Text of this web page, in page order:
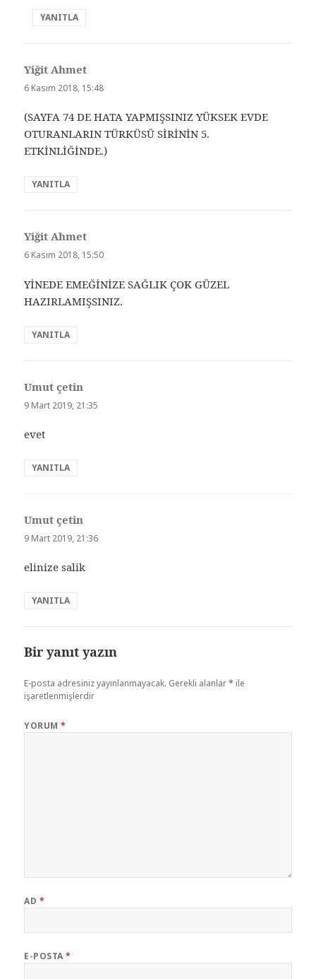
YANITLA
Yiğit Ahmet
ki:
6 Kasım 2018, 15:48
(SAYFA 74 DE HATA YAPMIŞSINIZ YÜKSEK EVDE
OTURANLARIN TÜRKÜSÜ SİRİNİN 5.
ETKİNLİĞİNDE.)
YANITLA
Yiğit Ahmet
ki:
6 Kasım 2018, 15:50
YİNEDE EMEĞİNİZE SAĞLIK ÇOK GÜZEL
HAZIRLAMIŞSINIZ.
YANITLA
Umut çetin
ki:
9 Mart 2019, 21:35
evet
YANITLA
Umut çetin
ki:
9 Mart 2019, 21:36
elinize salik
YANITLA
Bir yanıt yazın
E-posta adresiniz yayınlanmayacak. Gerekli alanlar* ile
işaretlenmişlerdir
YORUM*
AD *
E-POSTA*